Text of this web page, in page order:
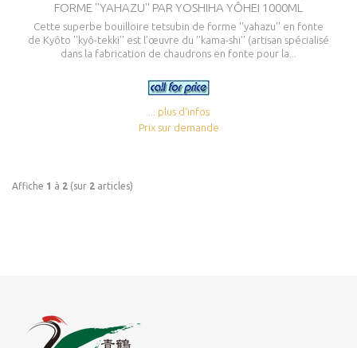
FORME ''YAHAZU'' PAR YOSHIHA YÔHEI 1000ML
Cette superbe bouilloire tetsubin de forme ''yahazu'' en fonte
de Kyôto ''kyô-tekki'' est l’œuvre du ''kama-shi'' (artisan spécialisé
dans la fabrication de chaudrons en fonte pour la...
... plus d'infos
Prix sur demande
Affiche 1 à 2 (sur 2 articles)